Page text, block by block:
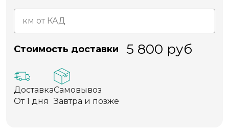
Стоимость доставки 5 800 руб
Доставка
От 1 дня
Самовывоз
Завтра и позже